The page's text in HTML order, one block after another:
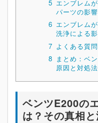
5 エンブレム
パーツの影響
6 エンブレム
洗浄による
7 よくある質問
8 まとめ：ベ
原因と対処
ベンツE200の
は？その真相